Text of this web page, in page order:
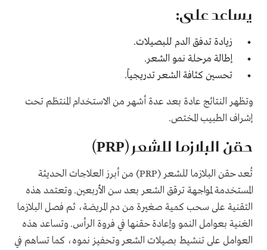
يساعد على:
زيادة تدفق الدم للبصيلات.
إطالة مرحلة نمو الشعر.
تحسين كثافة الشعر تدريجياً.
وتظهر النتائج عادة بعد عدة أشهر من الاستخدام المنتظم تحت
إشراف الطبيب المختص.
حقن البلازما للشعر (PRP)
تُعد حقن البلازما للشعر (PRP) من أبرز العلاجات الحديثة
المستخدمة لمواجهة ترقق الشعر بعد سن الأربعين. وتعتمد هذه
التقنية على سحب كمية صغيرة من دم المريضة، ثم فصل البلازما
الغنية بعوامل النمو وإعادة حقنها في فروة الرأس. وتساعد هذه
العوامل على تنشيط بصيلات الشعر وتحفيز نموه، كما تساهم في